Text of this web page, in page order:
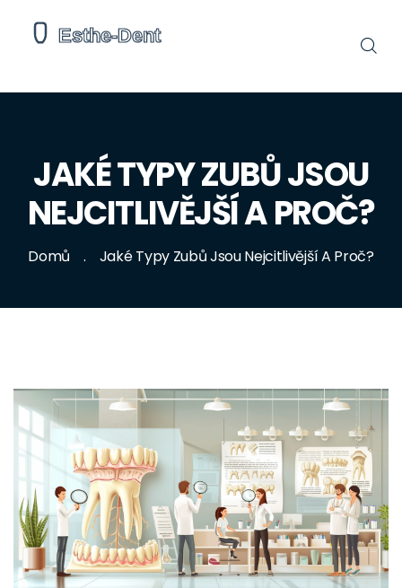
JAKÉ TYPY ZUBŮ JSOU
NEJCITLIVĚJŠÍ A PROČ?
Domů Jaké Typy Zubů Jsou Nejcitlivější A Proč?